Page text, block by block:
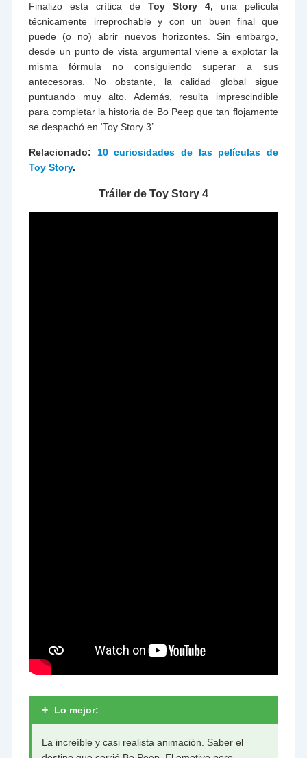
Finalizo esta crítica de Toy Story 4, una película
técnicamente irreprochable y con un buen final que
puede (o no) abrir nuevos horizontes. Sin embargo,
desde un punto de vista argumental viene a explotar la
misma fórmula no consiguiendo superar a sus
antecesoras. No obstante, la calidad global sigue
puntuando muy alto. Además, resulta imprescindible
para completar la historia de Bo Peep que tan flojamente
se despachó en ‘Toy Story 3’.
Relacionado: 10 curiosidades de las películas de
Toy Story.
Tráiler de Toy Story 4
+ Lo mejor:
La increíble y casi realista animación. Saber el